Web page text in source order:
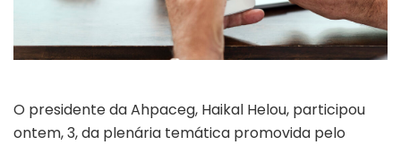
O presidente da Ahpaceg, Haikal Helou, participou
ontem, 3, da plenária temática promovida pelo